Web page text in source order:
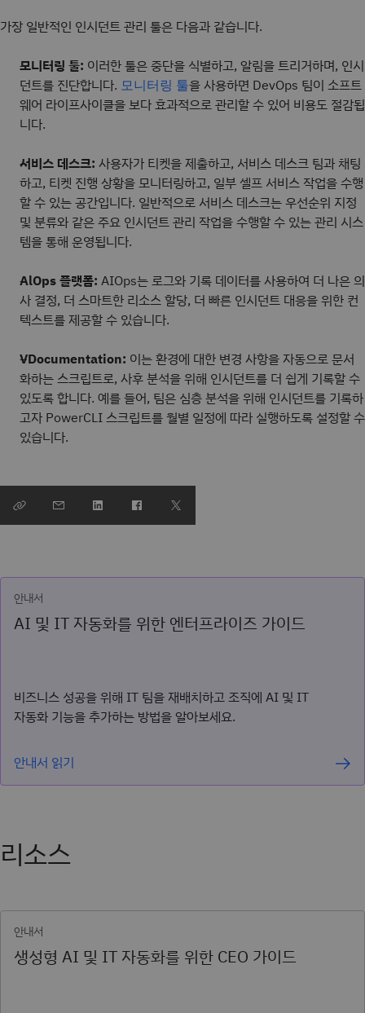
가장 일반적인 인시던트 관리 툴은 다음과 같습니다.
모니터링 툴: 이러한 툴은 중단을 식별하고, 알림을 트리거하며, 인시
던트를 진단합니다. 모니터링 툴을 사용하면 DevOps 팀이 소프트
웨어 라이프사이클을 보다 효과적으로 관리할 수 있어 비용도 절감됩
니다.
서비스 데스크: 사용자가 티켓을 제출하고, 서비스 데스크 팀과 채팅
하고, 티켓 진행 상황을 모니터링하고, 일부 셀프 서비스 작업을 수행
할 수 있는 공간입니다. 일반적으로 서비스 데스크는 우선순위 지정
및 분류와 같은 주요 인시던트 관리 작업을 수행할 수 있는 관리 시스
템을 통해 운영됩니다.
AlOps 플랫폼: AIOps는 로그와 기록 데이터를 사용하여 더 나은 의
사 결정, 더 스마트한 리소스 할당, 더 빠른 인시던트 대응을 위한 컨
텍스트를 제공할 수 있습니다.
VDocumentation: 이는 환경에 대한 변경 사항을 자동으로 문서
화하는 스크립트로, 사후 분석을 위해 인시던트를 더 쉽게 기록할 수
있도록 합니다. 예를 들어, 팀은 심층 분석을 위해 인시던트를 기록하
고자 PowerCLI 스크립트를 월별 일정에 따라 실행하도록 설정할 수
있습니다.
안내서
AI 및 IT 자동화를 위한 엔터프라이즈 가이드
비즈니스 성공을 위해 IT 팀을 재배치하고 조직에 AI 및 IT
자동화 기능을 추가하는 방법을 알아보세요.
안내서 읽기
리소스
안내서
생성형 AI 및 IT 자동화를 위한 CEO 가이드